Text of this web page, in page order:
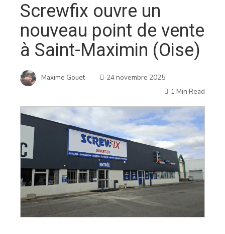
Screwfix ouvre un
nouveau point de vente
à Saint-Maximin (Oise)
Maxime Gouet
24 novembre 2025
1 Min Read